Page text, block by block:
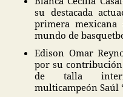
su destacada
primera
mundo de
Edison Omar
por su
de talla
multicampeón Saúl